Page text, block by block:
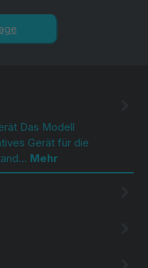
Das Modell
Gerät für die
Mehr